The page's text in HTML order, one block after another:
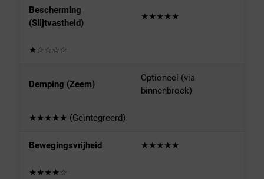
Bescherming
(Slijtvastheid)
★★★★★
★☆☆☆☆
Demping (Zeem)
Optioneel (via
binnenbroek)
★★★★★ (Geïntegreerd)
Bewegingsvrijheid ★★★★★
★★★★☆